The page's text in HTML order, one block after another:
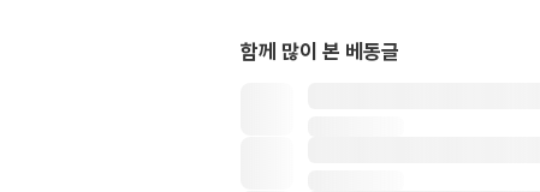
함께 많이 본 베동글